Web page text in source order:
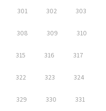
301 302 303
308 309 310
315 316 317
322 323 324
329 330 331